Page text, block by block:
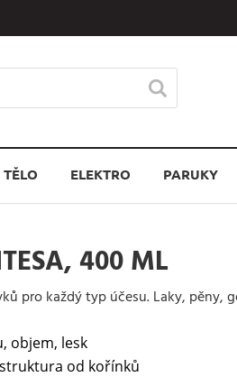
TĚLO ELEKTRO PARUKY
400 ML
pro každý typ účesu. Laky, pěny,
objem, lesk
od kořínků